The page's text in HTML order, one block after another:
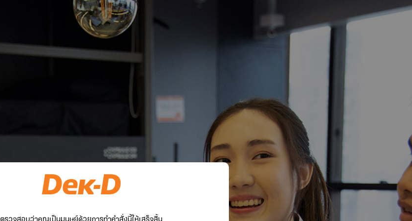
ตรวจสอบว่าคุณเป็นมนุษย์ด้วยการทำคำสั่งนี้ให้เสร็จสิ้น